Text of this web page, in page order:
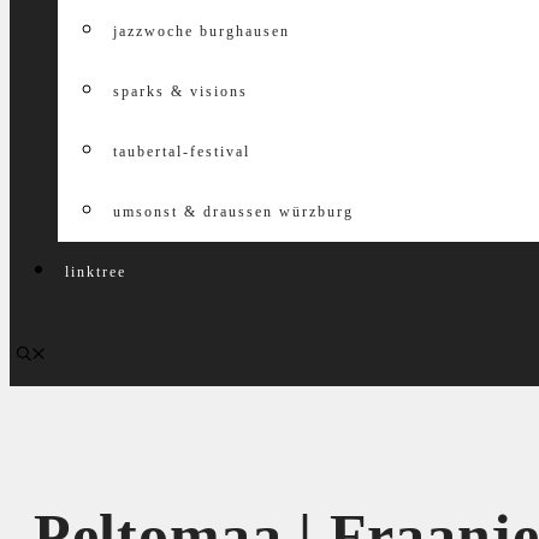
jazzwoche burghausen
sparks & visions
taubertal-festival
umsonst & draussen würzburg
linktree